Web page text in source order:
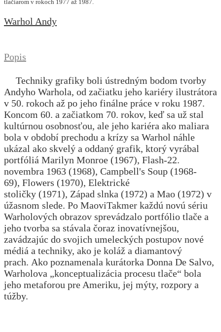
tlačiarom v rokoch 1977 až 1987.
Warhol Andy
Popis
Techniky grafiky boli ústredným bodom tvorby
Andyho Warhola, od začiatku jeho kariéry ilustrátora
v 50. rokoch až po jeho finálne práce v roku 1987.
Koncom 60. a začiatkom 70. rokov, keď sa už stal
kultúrnou osobnosťou, ale jeho kariéra ako maliara
bola v období prechodu a krízy sa Warhol náhle
ukázal ako skvelý a oddaný grafik, ktorý vyrábal
portfóliá Marilyn Monroe (1967), Flash-22.
novembra 1963 (1968), Campbell's Soup (1968-
69), Flowers (1970), Elektrické
stoličky (1971), Západ slnka (1972) a Mao (1972) v
úžasnom slede. Po MaoviTakmer každú novú sériu
Warholových obrazov sprevádzalo portfólio tlače a
jeho tvorba sa stávala čoraz inovatívnejšou,
zavádzajúc do svojich umeleckých postupov nové
médiá a techniky, ako je koláž a diamantový
prach. Ako poznamenala kurátorka Donna De Salvo,
Warholova „konceptualizácia procesu tlače“ bola
jeho metaforou pre Ameriku, jej mýty, rozpory a
túžby.